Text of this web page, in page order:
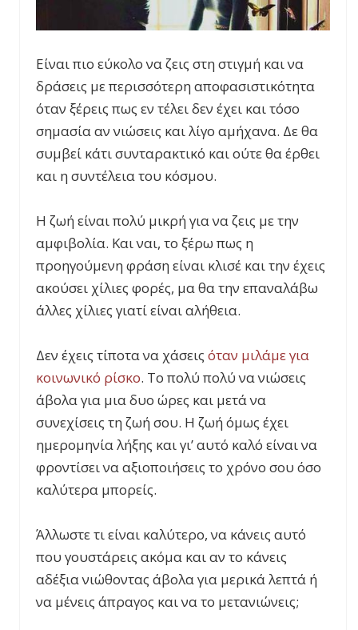
Είναι πιο εύκολο να ζεις στη στιγμή και να
δράσεις με περισσότερη αποφασιστικότητα
όταν ξέρεις πως εν τέλει δεν έχει και τόσο
σημασία αν νιώσεις και λίγο αμήχανα. Δε θα
συμβεί κάτι συνταρακτικό και ούτε θα έρθει
και η συντέλεια του κόσμου.
Η ζωή είναι πολύ μικρή για να ζεις με την
αμφιβολία. Και ναι, το ξέρω πως η
προηγούμενη φράση είναι κλισέ και την έχεις
ακούσει χίλιες φορές, μα θα την επαναλάβω
άλλες χίλιες γιατί είναι αλήθεια.
Δεν έχεις τίποτα να χάσεις όταν μιλάμε για
κοινωνικό ρίσκο. Το πολύ πολύ να νιώσεις
άβολα για μια δυο ώρες και μετά να
συνεχίσεις τη ζωή σου. Η ζωή όμως έχει
ημερομηνία λήξης και γι’ αυτό καλό είναι να
φροντίσει να αξιοποιήσεις το χρόνο σου όσο
καλύτερα μπορείς.
Άλλωστε τι είναι καλύτερο, να κάνεις αυτό
που γουστάρεις ακόμα και αν το κάνεις
αδέξια νιώθοντας άβολα για μερικά λεπτά ή
να μένεις άπραγος και να το μετανιώνεις;